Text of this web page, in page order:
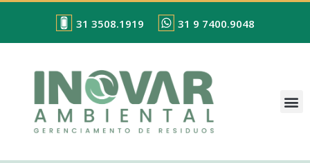
31 3508.1919 31 9 7400.9048